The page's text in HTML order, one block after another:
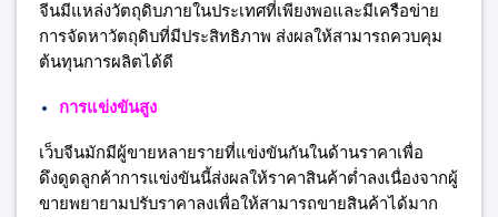
จีนมีแหล่งวัตถุดิบภายในประเทศที่เพียงพอและมีเครือข่าย
การจัดหาวัตถุดิบที่มีประสิทธิภาพ ส่งผลให้สามารถควบคุม
ต้นทุนการผลิตได้ดี
การแข่งขันสูง
เว็บจีนมักมีผู้ขายหลายรายที่แข่งขันกันในด้านราคาเพื่อ
ดึงดูดลูกค้าการแข่งขันนี้ส่งผลให้ราคาสินค้าต่ำลงเนื่องจากผู้
ขายพยายามปรับราคาลงเพื่อให้สามารถขายสินค้าได้มาก